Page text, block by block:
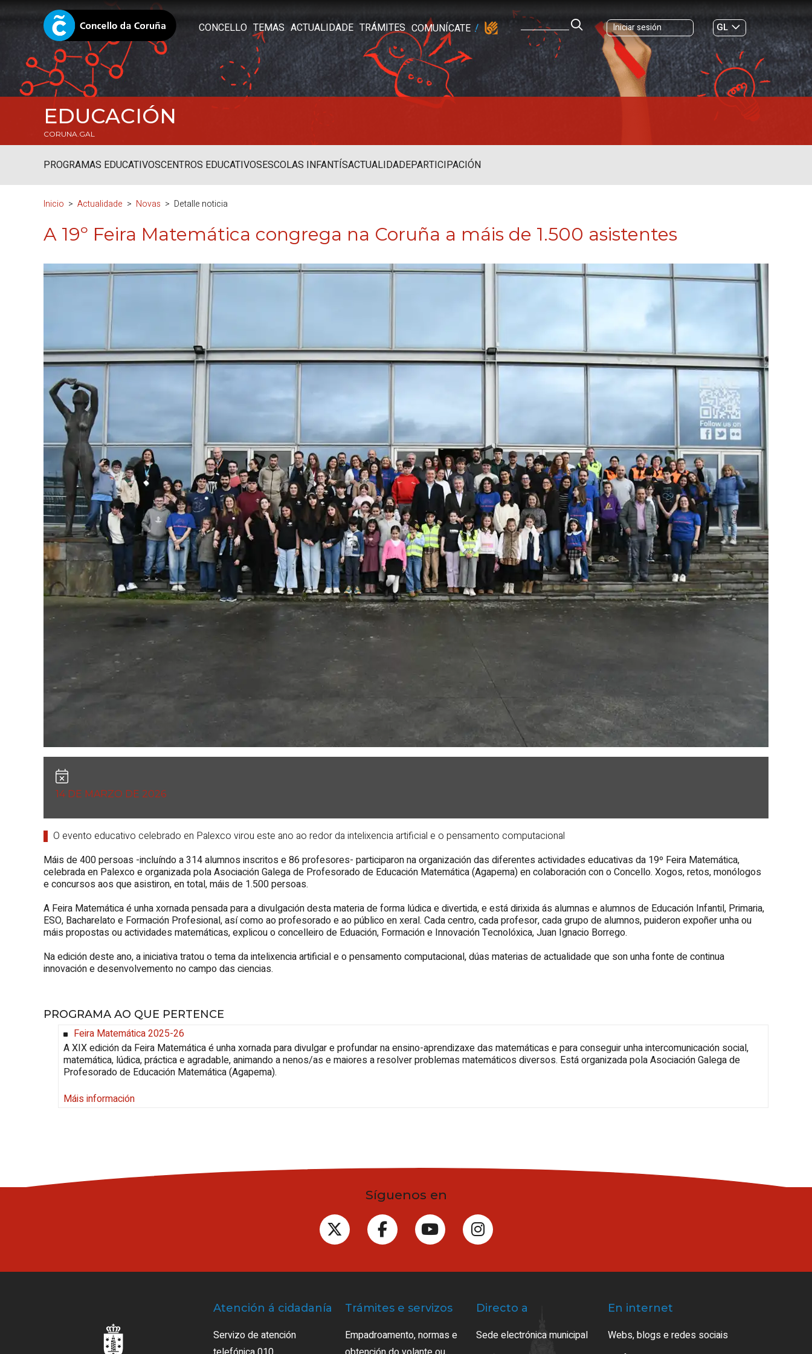
CONCELLO TEMAS ACTUALIDADE TRÁMITES COMUNÍCATE Iniciar sesión
GL
ES|
EDUCACIÓN
CORUNA.GAL
PROGRAMAS EDUCATIVOSCENTROS EDUCATIVOSESCOLAS INFANTÍSACTUALIDADEPARTICIPACIÓN
Inicio Actualidade Novas Detalle noticia
A 19º Feira Matemática congrega na Coruña a máis de 1.500 asistentes
14 DE MARZO DE 2026
O evento educativo celebrado en Palexco virou este ano ao redor da intelixencia artificial e o pensamento computacional
Máis de 400 persoas -incluíndo a 314 alumnos inscritos e 86 profesores- participaron na organización das diferentes actividades educativas da 19º Feira Matemática,
celebrada en Palexco e organizada pola Asociación Galega de Profesorado de Educación Matemática (Agapema) en colaboración con o Concello. Xogos, retos, monólogos
e concursos aos que asistiron, en total, máis de 1.500 persoas.
A Feira Matemática é unha xornada pensada para a divulgación desta materia de forma lúdica e divertida, e está dirixida ás alumnas e alumnos de Educación Infantil, Primaria,
ESO, Bacharelato e Formación Profesional, así como ao profesorado e ao público en xeral. Cada centro, cada profesor, cada grupo de alumnos, puideron expoñer unha ou
máis propostas ou actividades matemáticas, explicou o concelleiro de Eduación, Formación e Innovación Tecnolóxica, Juan Ignacio Borrego.
Na edición deste ano, a iniciativa tratou o tema da intelixencia artificial e o pensamento computacional, dúas materias de actualidade que son unha fonte de continua
innovación e desenvolvemento no campo das ciencias.
PROGRAMA AO QUE PERTENCE
Feira Matemática 2025-26
A XIX edición da Feira Matemática é unha xornada para divulgar e profundar na ensino-aprendizaxe das matemáticas e para conseguir unha intercomunicación social,
matemática, lúdica, práctica e agradable, animando a nenos/as e maiores a resolver problemas matemáticos diversos. Está organizada pola Asociación Galega de
Profesorado de Educación Matemática (Agapema).
Máis información
Síguenos en
Atención á cidadanía
Servizo de atención
Trámites e servizos
Empadroamento, normas e
Directo a
Sede electrónica municipal
En internet
Webs, blogs e redes sociais